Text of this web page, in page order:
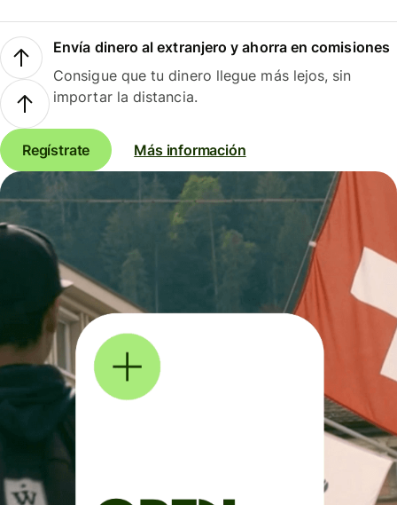
Envía dinero al extranjero y ahorra en comisiones
Consigue que tu dinero llegue más lejos, sin
importar la distancia.
Regístrate Más información